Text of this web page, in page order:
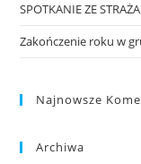
SPOTKANIE ZE
Zakończenie roku w
Najnowsze
Archiwa